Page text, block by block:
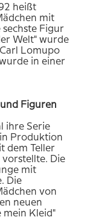
heißt
mit
Figur
Welt" wurde
Lomupo
in einer
Figuren
ihre Serie
Produktion
dem Teller
vorstellte. Die
mit
Die
von
neuen
mein Kleid"